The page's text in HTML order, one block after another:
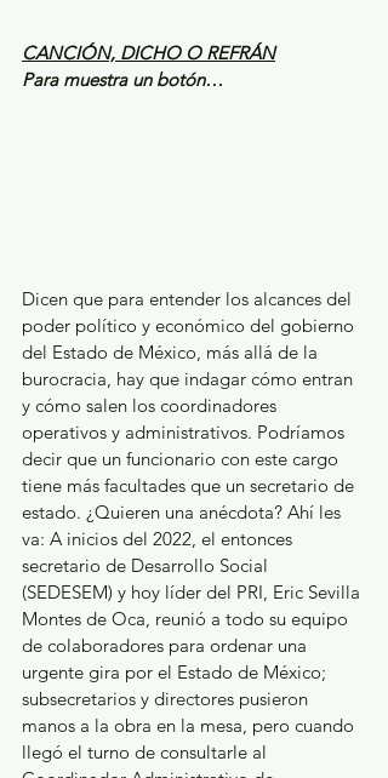
CANCIÓN, DICHO O REFRÁN
Para muestra un botón…
Dicen que para entender los alcances del
poder político y económico del gobierno
del Estado de México, más allá de la
burocracia, hay que indagar cómo entran
y cómo salen los coordinadores
operativos y administrativos. Podríamos
decir que un funcionario con este cargo
tiene más facultades que un secretario de
estado. ¿Quieren una anécdota? Ahí les
va: A inicios del 2022, el entonces
secretario de Desarrollo Social
(SEDESEM) y hoy líder del PRI, Eric Sevilla
Montes de Oca, reunió a todo su equipo
de colaboradores para ordenar una
urgente gira por el Estado de México;
subsecretarios y directores pusieron
manos a la obra en la mesa, pero cuando
llegó el turno de consultarle al